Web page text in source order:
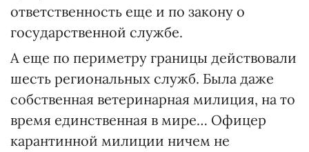
ответственность еще и по закону о
государственной службе.
А еще по периметру границы действовали
шесть региональных служб. Была даже
собственная ветеринарная милиция, на то
время единственная в мире… Офицер
карантинной милиции ничем не